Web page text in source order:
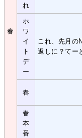
春
れ
ホ
ワ
イ
ト
デ
ー
これ、先月の
返しに？てー
春
春
本
番